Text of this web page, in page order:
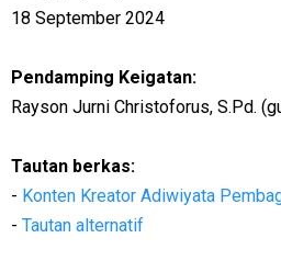
18 September 2024
Pendamping Keigatan:
Rayson Jurni Christoforus, S.Pd.
Tautan berkas:
- Konten Kreator Adiwiyata
- Tautan alternatif